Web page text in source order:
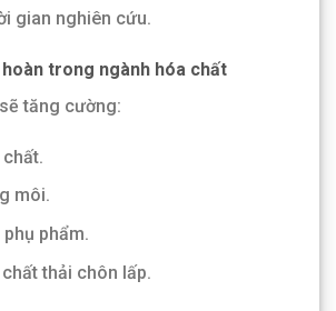
gian nghiên cứu.
trong ngành hóa chất
tăng cường:
môi.
phẩm.
thải chôn lấp.